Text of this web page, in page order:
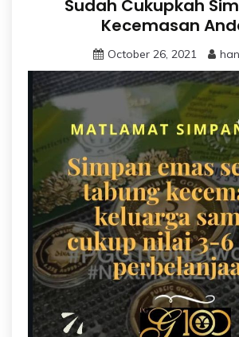
Sudah Cukupkah
Kecemasan
October 26, 2021